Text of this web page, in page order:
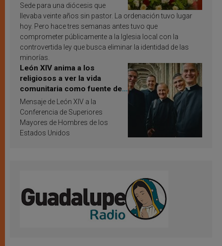
Sede para una diócesis que
llevaba veinte años sin pastor. La ordenación tuvo lugar
hoy. Pero hace tres semanas antes tuvo que
comprometer públicamente a la Iglesia local con la
controvertida ley que busca eliminar la identidad de las
minorías.
León XIV anima a los
religiosos a ver la vida
comunitaria como fuente de
inspiración y santificación
Mensaje de León XIV a la
Conferencia de Superiores
Mayores de Hombres de los
Estados Unidos